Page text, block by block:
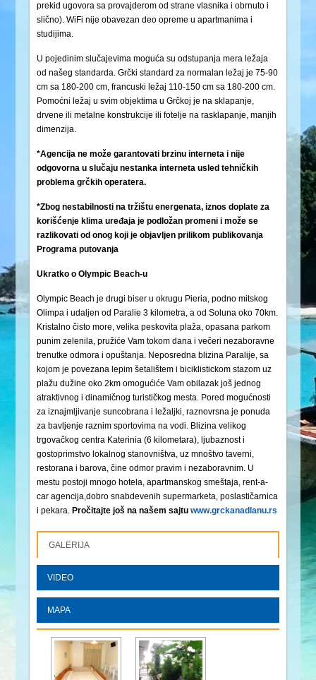
prekid ugovora sa provajderom od strane vlasnika i obrnuto i
slično). WiFi nije obavezan deo opreme u apartmanima i
studijima.
U pojedinim slučajevima moguća su odstupanja mera ležaja
od našeg standarda. Grčki standard za normalan ležaj je 75-90
cm sa 180-200 cm, francuski ležaj 110-150 cm sa 180-200 cm.
Pomoćni ležaj u svim objektima u Grčkoj je na sklapanje,
drvene ili metalne konstrukcije ili fotelje na rasklapanje, manjih
dimenzija.
*Agencija ne može garantovati brzinu interneta i nije
odgovorna u slučaju nestanka interneta usled tehničkih
problema grčkih operatera.
*Zbog nestabilnosti na tržištu energenata, iznos doplate za
korišćenje klima uređaja je podložan promeni i može se
razlikovati od onog koji je objavljen prilikom publikovanja
Programa putovanja
Ukratko o Olympic Beach-u
Olympic Beach je drugi biser u okrugu Pieria, podno mitskog
Olimpa i udaljen od Paralie 3 kilometra, a od Soluna oko 70km.
Kristalno čisto more, velika peskovita plaža, opasana parkom
punim zelenila, pružiće Vam tokom dana i večeri nezaboravne
trenutke odmora i opuštanja. Neposredna blizina Paralije, sa
kojom je povezana lepim šetalištem i biciklistickom stazom uz
plažu dužine oko 2km omogućiće Vam obilazak još jednog
atraktivnog i dinamičnog turističkog mesta. Pored mogućnosti
za iznajmljivanje suncobrana i ležaljki, raznovrsna je ponuda
za bavljenje raznim sportovima na vodi. Blizina velikog
trgovačkog centra Katerinia (6 kilometara), ljubaznost i
gostoprimstvo lokalnog stanovništva, uz mnoštvo taverni,
restorana i barova, čine odmor pravim i nezaboravnim. U
mestu postoji mnogo hotela, apartmanskog smeštaja, rent-a-
car agencija,dobro snabdevenih supermarketa, poslastičarnica
i pekara. Pročitajte još na našem sajtuwww.grckanadlanu.rs
GALERIJA
VIDEO
MAPA